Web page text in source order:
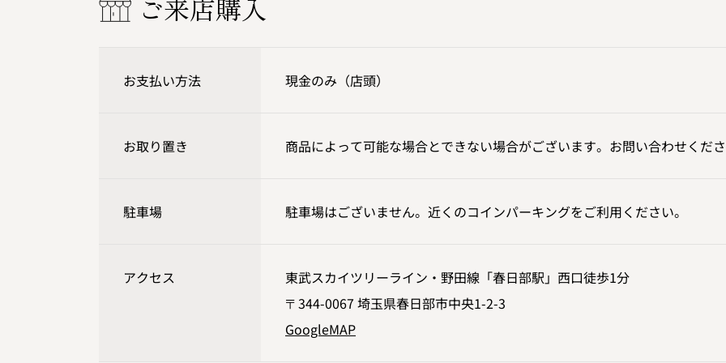
ご来店購入
お支払い方法 現金のみ（店頭）
お取り置き 商品によって可能な場合とできない場合がございます。お問い合わせくだ
駐車場 駐車場はございません。近くのコインパーキングをご利用ください。
アクセス
東武スカイツリーライン・野田線「春日部駅」西口徒歩1分
〒344-0067 埼玉県春日部市中央1-2-3
GoogleMAP